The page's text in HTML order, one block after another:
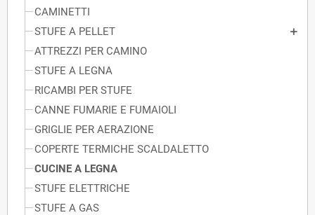
CAMINETTI
STUFE A PELLET
ATTREZZI PER CAMINO
STUFE A LEGNA
RICAMBI PER STUFE
CANNE FUMARIE E FUMAIOLI
GRIGLIE PER AERAZIONE
COPERTE TERMICHE SCALDALETTO
CUCINE A LEGNA
STUFE ELETTRICHE
STUFE A GAS